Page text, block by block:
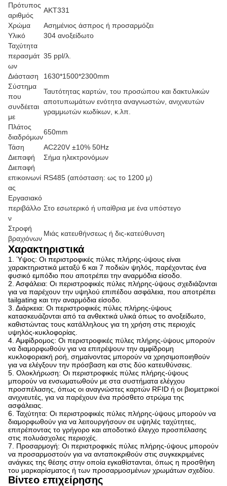
Πρότυπος
αριθμός
AKT331
Χρώμα
Ασημένιος άσπρος ή προσαρμόζει
Υλικό
304 ανοξείδωτο
Ταχύτητα
περασμάτ
ων
35 ppl/λ.
Διάσταση
1630*1500*2300mm
Σύστημα
που
συνδέεται
με
Ταυτότητας καρτών, του προσώπου και δακτυλικών
αποτυπωμάτων ενότητα αναγνωστών, ανιχνευτών
γραμμωτών κωδίκων, κ.λπ.
Πλάτος
διαδρόμων
650mm
Τάση
AC220V ±10% 50Hz
Διεπαφή
Σήμα ηλεκτρονόμων
Διεπαφή
επικοινωνί
ας
RS485 (απόσταση: ως το 1200 μ)
Εργασιακό
περιβάλλο
ν
Στο εσωτερικό ή υπαίθρια με ένα υπόστεγο
Στροφή
βραχιόνων
Μιάς κατευθήνσεως ή δις-κατεύθυνση
Χαρακτηριστικά
1. Ύψος: Οι περιστροφικές πύλες πλήρης-ύψους είναι
χαρακτηριστικά μεταξύ 6 και 7 ποδιών ψηλός, παρέχοντας ένα
φυσικό εμπόδιο που αποτρέπει την αναρμόδια είσοδο.
2. Ασφάλεια: Οι περιστροφικές πύλες πλήρης-ύψους σχεδιάζονται
για να παρέχουν την υψηλού επιπέδου ασφάλεια, που αποτρέπει
tailgating και την αναρμόδια είσοδο.
3. Διάρκεια: Οι περιστροφικές πύλες πλήρης-ύψους
κατασκευάζονται από τα ανθεκτικά υλικά όπως το ανοξείδωτο,
καθιστώντας τους κατάλληλους για τη χρήση στις περιοχές
υψηλός-κυκλοφορίας.
4. Αμφίδρομος: Οι περιστροφικές πύλες πλήρης-ύψους μπορούν
να διαμορφωθούν για να επιτρέψουν την αμφίδρομη
κυκλοφοριακή ροή, σημαίνοντας μπορούν να χρησιμοποιηθούν
για να ελέγξουν την πρόσβαση και στις δύο κατευθύνσεις.
5. Ολοκλήρωση: Οι περιστροφικές πύλες πλήρης-ύψους
μπορούν να ενσωματωθούν με στα συστήματα ελέγχου
προσπέλασης, όπως οι αναγνώστες καρτών RFID ή οι βιομετρικοί
ανιχνευτές, για να παρέχουν ένα πρόσθετο στρώμα της
ασφάλειας.
6. Ταχύτητα: Οι περιστροφικές πύλες πλήρης-ύψους μπορούν να
διαμορφωθούν για να λειτουργήσουν σε υψηλές ταχύτητες,
επιτρέποντας το γρήγορο και αποδοτικό έλεγχο προσπέλασης
στις πολυάσχολες περιοχές.
7. Προσαρμογή: Οι περιστροφικές πύλες πλήρης-ύψους μπορούν
να προσαρμοστούν για να ανταποκριθούν στις συγκεκριμένες
ανάγκες της θέσης στην οποία εγκαθίστανται, όπως η προσθήκη
του μαρκαρίσματος ή των προσαρμοσμένων χρωμάτων σχεδίου.
Βίντεο επιχείρησης